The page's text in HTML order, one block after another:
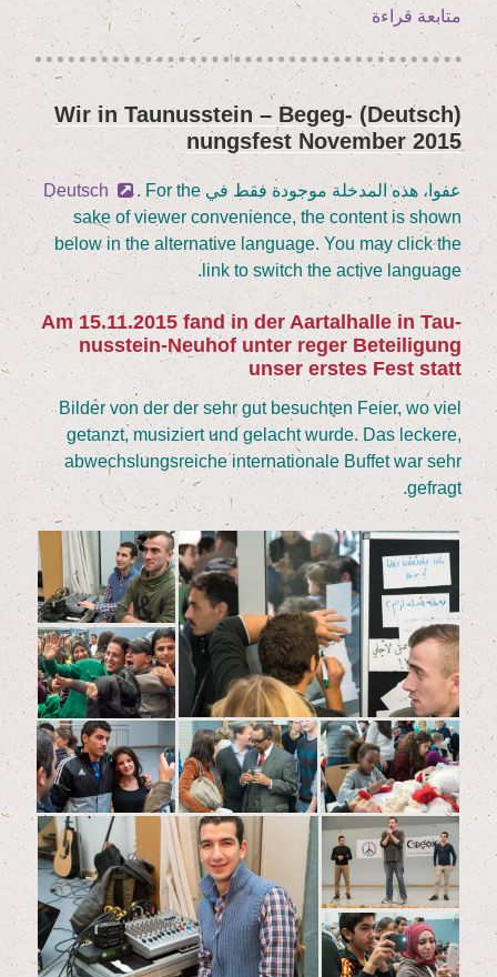
متابعة قراءة
Inter­
na­
tio­
na­
le
Live­
mu­
sik:
Aeham Ahmad”
نُشر
في
(Deutsch) Wir in Tau­nus­stein – Begeg­
nungs­fest Novem­ber2015
عفوا، هذه المدخلة موجودة فقط في Deutsch
. For the
sake of view­er con­ve­ni­ence, the con­tent is shown
below in the alter­na­ti­ve lan­guage. You may click the
link to switch the acti­ve language.
Am15.11.2015fand in der Aar­tal­hal­le in Tau­
nus­stein-Neu­hof unter reger Betei­li­gung
unser ers­tes Fest statt
Bil­der von der der sehr gut besuch­ten Fei­er, wo viel
getanzt, musi­ziert und gelacht wur­de. Das lecke­re,
abwechs­lungs­rei­che inter­na­tio­na­le Buf­fet war sehr
gefragt.